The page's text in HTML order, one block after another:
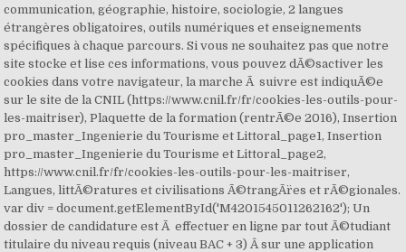
communication, géographie, histoire, sociologie, 2 langues
étrangères obligatoires, outils numériques et enseignements
spécifiques à chaque parcours. Si vous ne souhaitez pas que notre
site stocke et lise ces informations, vous pouvez dÃ©sactiver les
cookies dans votre navigateur, la marche Ã suivre est indiquÃ©e
sur le site de la CNIL (https://www.cnil.fr/fr/cookies-les-outils-pour-
les-maitriser), Plaquette de la formation (rentrÃ©e 2016), Insertion
pro_master_Ingenierie du Tourisme et Littoral_page1, Insertion
pro_master_Ingenierie du Tourisme et Littoral_page2,
https://www.cnil.fr/fr/cookies-les-outils-pour-les-maitriser,
Langues, littÃ©ratures et civilisations Ã©trangÃ¨res et rÃ©gionales.
var div = document.getElementById('M4201545011262162'); Un
dossier de candidature est Ã effectuer en ligne par tout Ã©tudiant
titulaire du niveau requis (niveau BAC + 3) Â sur une application